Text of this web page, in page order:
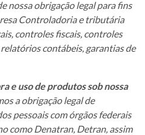
nossa obrigação legal para fins
Controladoria e tributária
controles fiscais, controles
contábeis, garantias de
e uso de produtos sob nossa
a obrigação legal de
pessoais com órgãos federais
como Denatran, Detran, assim